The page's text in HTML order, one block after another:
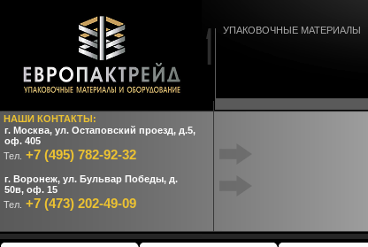
НАШИ КОНТАКТЫ:
г. Москва, ул. Остаповский проезд, д.5,
оф. 405
Тел. +7 (495) 782-92-32
г. Воронеж, ул. Бульвар Победы, д.
50в, оф. 15
Тел. +7 (473) 202-49-09
УПАКОВОЧНЫЕ МАТЕРИАЛЫ